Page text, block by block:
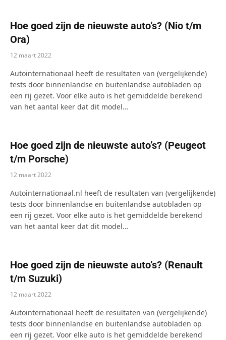
Hoe goed zijn de nieuwste auto’s? (Nio t/m
Ora)
12 maart 2022
Autointernationaal heeft de resultaten van (vergelijkende)
tests door binnenlandse en buitenlandse autobladen op
een rij gezet. Voor elke auto is het gemiddelde berekend
van het aantal keer dat dit model…
Hoe goed zijn de nieuwste auto’s? (Peugeot
t/m Porsche)
12 maart 2022
Autointernationaal.nl heeft de resultaten van (vergelijkende)
tests door binnenlandse en buitenlandse autobladen op
een rij gezet. Voor elke auto is het gemiddelde berekend
van het aantal keer dat dit model…
Hoe goed zijn de nieuwste auto’s? (Renault
t/m Suzuki)
12 maart 2022
Autointernationaal heeft de resultaten van (vergelijkende)
tests door binnenlandse en buitenlandse autobladen op
een rij gezet. Voor elke auto is het gemiddelde berekend